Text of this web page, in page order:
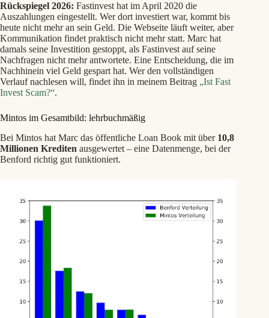
Rückspiegel 2026: Fastinvest hat im April 2020 die
Auszahlungen eingestellt. Wer dort investiert war, kommt bis
heute nicht mehr an sein Geld. Die Webseite läuft weiter, aber
Kommunikation findet praktisch nicht mehr statt. Marc hat
damals seine Investition gestoppt, als Fastinvest auf seine
Nachfragen nicht mehr antwortete. Eine Entscheidung, die im
Nachhinein viel Geld gespart hat. Wer den vollständigen
Verlauf nachlesen will, findet ihn in meinem Beitrag „Ist Fast
Invest Scam?“.
Mintos im Gesamtbild: lehrbuchmäßig
Bei Mintos hat Marc das öffentliche Loan Book mit über 10,8
Millionen Krediten ausgewertet – eine Datenmenge, bei der
Benford richtig gut funktioniert.